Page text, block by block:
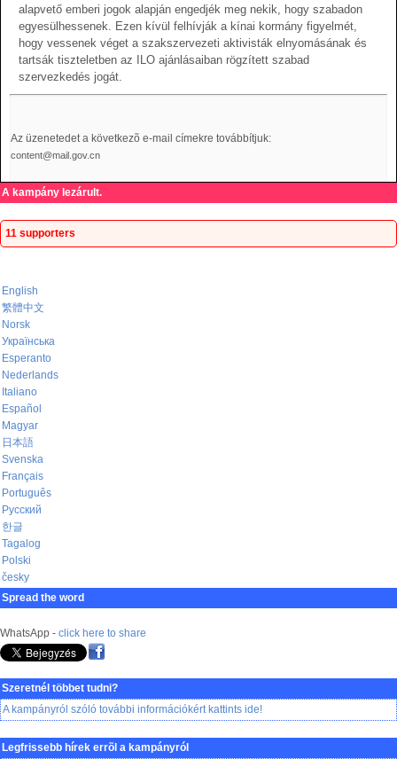
alapvető emberi jogok alapján engedjék meg nekik, hogy szabadon
egyesülhessenek. Ezen kívül felhívják a kínai kormány figyelmét,
hogy vessenek véget a szakszervezeti aktivisták elnyomásának és
tartsák tiszteletben az ILO ajánlásaiban rögzített szabad
szervezkedés jogát.
Az üzenetedet a következõ e-mail címekre továbbítjuk:
content@mail.gov.cn
A kampány lezárult.
11 supporters
English
繁體中文
Norsk
Українська
Esperanto
Nederlands
Italiano
Español
Magyar
日本語
Svenska
Français
Português
Русский
한글
Tagalog
Polski
česky
Spread the word
WhatsApp - click here to share
Szeretnél többet tudni?
A kampányról szóló további információkért kattints ide!
Legfrissebb hírek errõl a kampányról